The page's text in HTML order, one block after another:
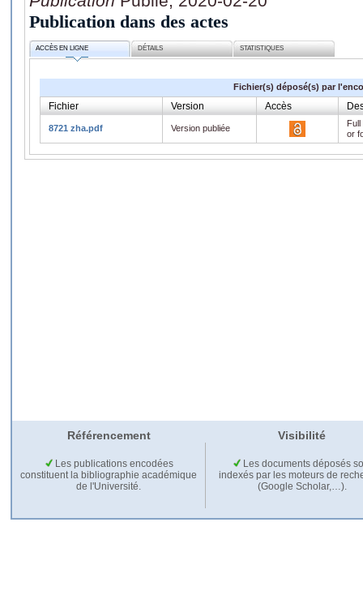
Publication dans des actes
ACCÈS EN LIGNE DÉTAILS STATISTIQUES
Fichier(s) déposé(s) par
Fichier Version Accès
8721 zha.pdf Version publiée
or
Référencement Visibilité
Les publications encodées
constituent la bibliographie académique
de l'Université.
Les documents déposés
indexés par les moteurs de
(Google Scholar,…).